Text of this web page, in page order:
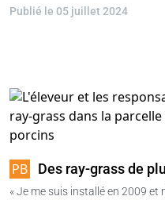
Publié le 05 juillet 2024
Des ray-grass de
« Je me suis installé en 2009 et